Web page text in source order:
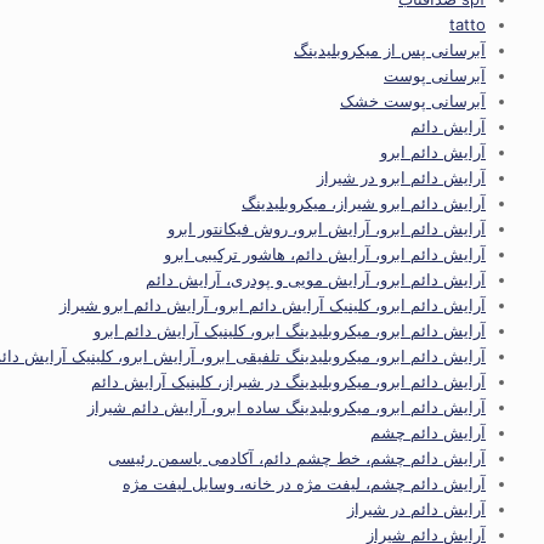
tatto
آبرسانی پس از میکروبلیدینگ
آبرسانی پوست
آبرسانی پوست خشک
آرایش دائم
آرایش دائم ابرو
آرایش دائم ابرو در شیراز
آرایش دائم ابرو شیراز، میکروبلیدینگ
آرایش دائم ابرو، آرایش ابرو، روش فیکانتور ابرو
آرایش دائم ابرو، آرایش دائم، هاشور ترکیبی ابرو
آرایش دائم ابرو، آرایش مویی و پودری، آرایش دائم
آرایش دائم ابرو، کلینیک آرایش دائم ابرو، آرایش دائم ابرو شیراز
آرایش دائم ابرو، میکروبلیدینگ ابرو، کلینیک آرایش دائم ابرو
آرایش دائم ابرو، میکروبلیدینگ تلفیقی ابرو، آرایش ابرو، کلینیک آرایش
آرایش دائم ابرو، میکروبلیدینگ در شیراز، کلینیک آرایش دائم
آرایش دائم ابرو، میکروبلیدینگ ساده ابرو، آرایش دائم شیراز
آرایش دائم چشم
آرایش دائم چشم، خط چشم دائم، آکادمی یاسمن رئیسی
آرایش دائم چشم، لیفت مژه در خانه، وسایل لیفت مژه
آرایش دائم در شیراز
آرایش دائم شیراز